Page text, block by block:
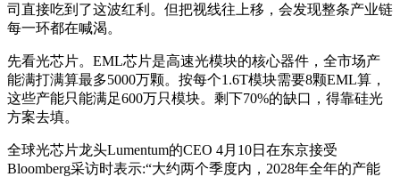
司直接吃到了这波红利。但把视线往上移，会发现整条产业链
每一环都在喊渴。
先看光芯片。EML芯片是高速光模块的核心器件，全市场产
能满打满算最多5000万颗。按每个1.6T模块需要8颗EML算，
这些产能只能满足600万只模块。剩下70%的缺口，得靠硅光
方案去填。
全球光芯片龙头Lumentum的CEO 4月10日在东京接受
Bloomberg采访时表示:“大约两个季度内，2028年全年的产能